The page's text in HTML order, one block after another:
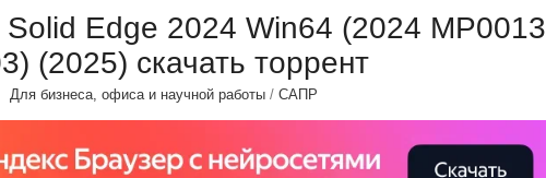
Edge 2024 Win64 (2024 MP0013
(2025) скачать торрент
Для бизнеса, офиса и научной работы / САПР